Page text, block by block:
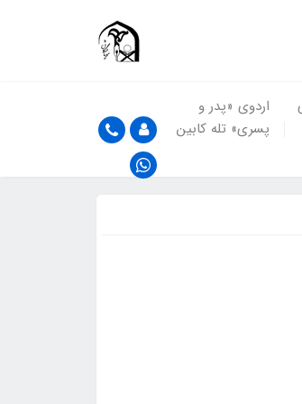
اردوی «پدر و
پسری» تله کابین